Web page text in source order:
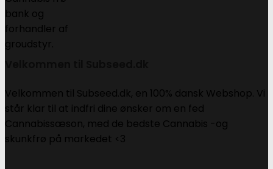
Velkommen til Subseed.dk, en 100% dansk Webshop. Vi
står klar til at indfri dine ønsker om en fed
Cannabissæson, med de bedste Cannabis -og
skunkfrø på markedet <3